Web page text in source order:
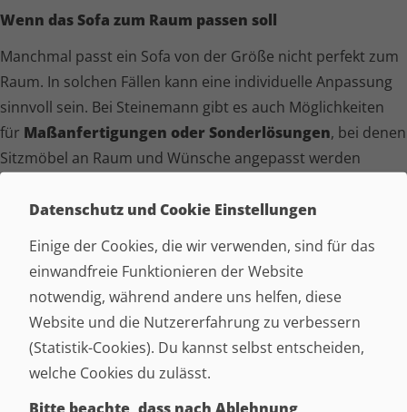
Wenn das Sofa zum Raum passen soll
Manchmal passt ein Sofa von der Größe nicht perfekt zum
Raum. In solchen Fällen kann eine individuelle Anpassung
sinnvoll sein. Bei Steinemann gibt es auch Möglichkeiten
für Maßan­fer­ti­gungen oder Sonderlösungen, bei denen
Sitzmöbel an Raum und Wünsche angepasst werden
die ein bequemes Sofa suchen, das sich harmonisch in das
Wohnzimmer einfügt und im Alltag einfach funktioniert. Ein
Platz, auf dem man gerne sitzt und den Abend entspannt
ausklingen lässt.
MODELL-INFORMATION
Datenschutz und Cookie Einstellungen
Einige der Cookies, die wir verwenden, sind für das
einwandfreie Funktionieren der Website
notwendig, während andere uns helfen, diese
Website und die Nutzererfahrung zu verbessern
(Statistik-Cookies). Du kannst selbst entscheiden,
welche Cookies du zulässt.